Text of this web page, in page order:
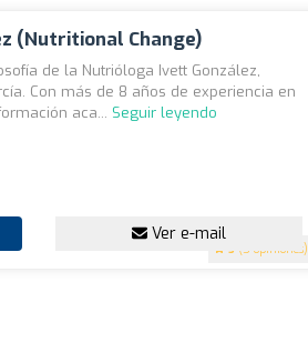
(Nutritional Change)
5 (5 opiniones)
de la Nutrióloga Ivett González,
Con más de 8 años de experiencia en
aca... Seguir leyendo
Ver e-mail